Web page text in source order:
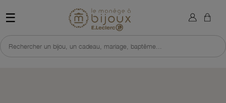
☰ Retour à l'accueil du site
Rechercher un bijou, un cadeau, mariage, baptême...
×